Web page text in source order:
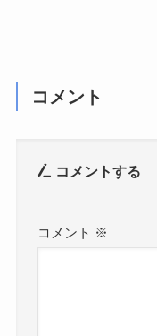
コメント
コメントする
コメント ※